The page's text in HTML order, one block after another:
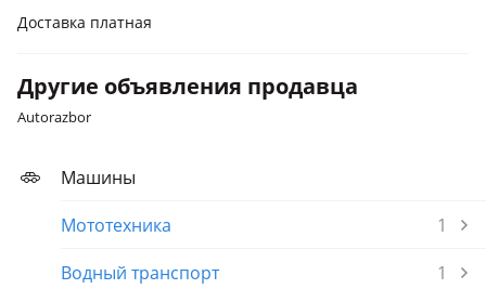
1995 - 2000 E39
Доставка платная
Другие объявления продавца
Autorazbor
Машины
Мототехника
1
Водный транспорт
1